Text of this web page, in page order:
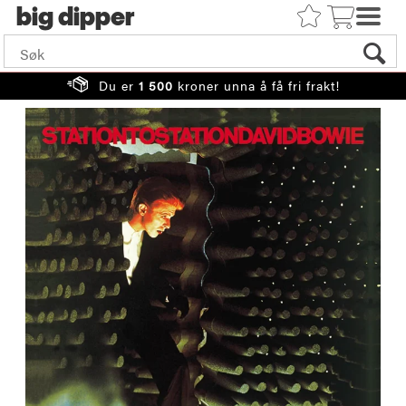
big
Du er 1 500 kroner unna å få fri frakt!